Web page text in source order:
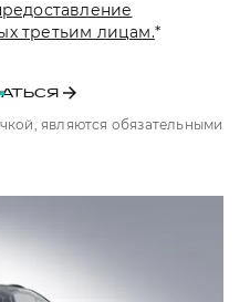
от 3 599 000 ₽
клиентам
третьим лицам.*
являются обязательными